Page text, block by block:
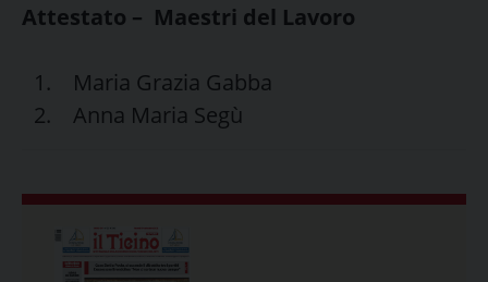
Attestato – Maestri del Lavoro
Maria Grazia Gabba
Anna Maria Segù